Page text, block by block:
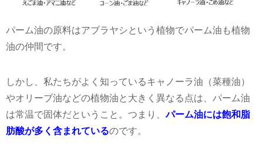
パーム油の原料はアブラヤシという植物でパーム油も植物
油の仲間です。
しかし、私たちがよく知っているキャノーラ油（菜種油）
やオリーブ油などの植物油と大きく異なる点は、パーム油
は常温で固体だということ。つまり、 パーム油には飽和脂
肪酸が多く含まれているのです。